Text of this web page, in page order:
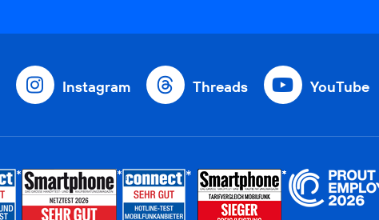
Instagram Threads YouTube